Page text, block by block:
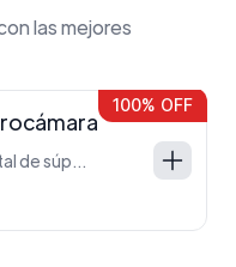
las mejores
100% OFF